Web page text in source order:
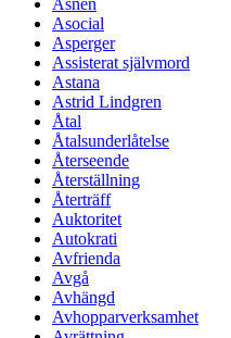
Asocial
Asperger
Assisterat självmord
Astana
Astrid Lindgren
Åtal
Åtalsunderlåtelse
Återseende
Återställning
Återträff
Auktoritet
Autokrati
Avfrienda
Avgå
Avhängd
Avhopparverksamhet